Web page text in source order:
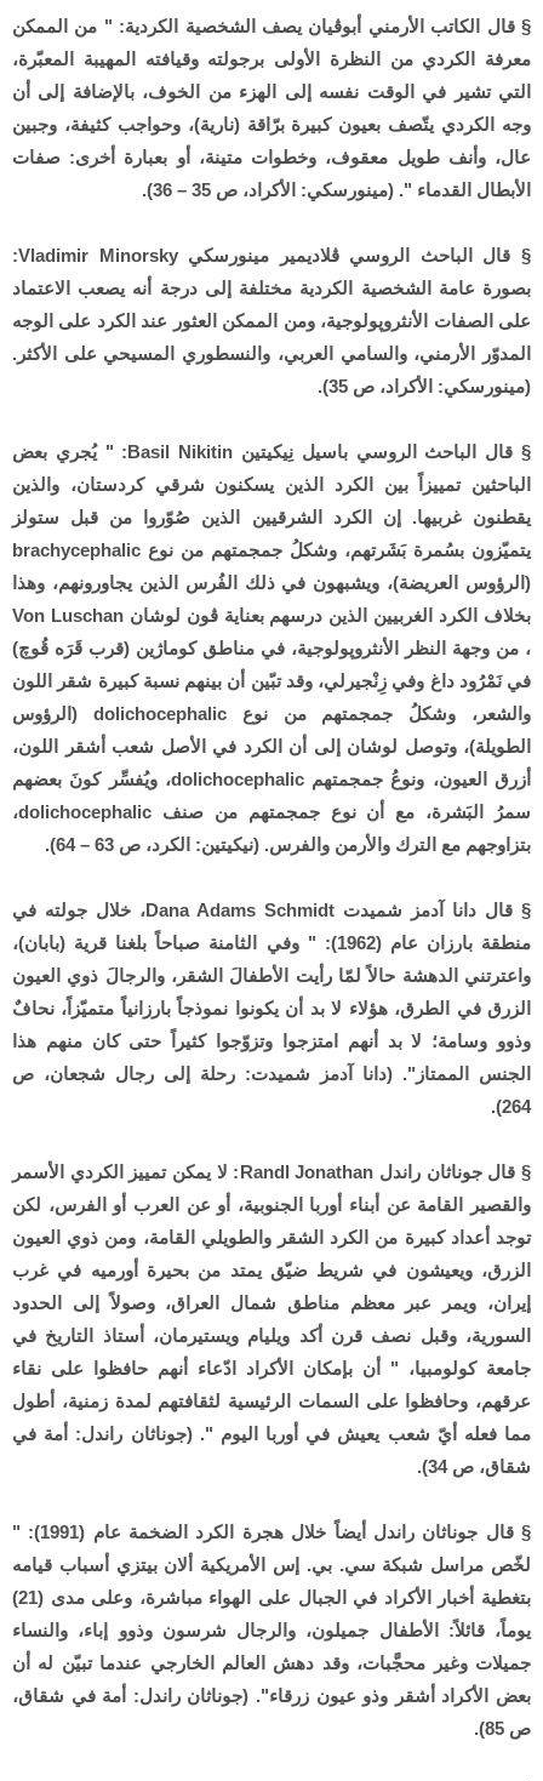
§ قال الكاتب الأرمني أبوڤيان يصف الشخصية الكردية: " من الممكن
معرفة الكردي من النظرة الأولى برجولته وقيافته المهيبة المعبّرة،
التي تشير في الوقت نفسه إلى الهزء من الخوف، بالإضافة إلى أن
وجه الكردي يتّصف بعيون كبيرة برّاقة (نارية)، وحواجب كثيفة، وجبين
عال، وأنف طويل معقوف، وخطوات متينة، أو بعبارة أخرى: صفات
الأبطال القدماء ". (مينورسكي: الأكراد، ص 35 – 36).
§ قال الباحث الروسي ڤلاديمير مينورسكي Vladimir Minorsky:
بصورة عامة الشخصية الكردية مختلفة إلى درجة أنه يصعب الاعتماد
على الصفات الأنثروپولوجية، ومن الممكن العثور عند الكرد على الوجه
المدوّر الأرمني، والسامي العربي، والنسطوري المسيحي على الأكثر.
(مينورسكي: الأكراد، ص 35).
§ قال الباحث الروسي باسيل نِيكيتين Basil Nikitin: " يُجري بعض
الباحثين تمييزاً بين الكرد الذين يسكنون شرقي كردستان، والذين
يقطنون غربيها. إن الكرد الشرقيين الذين صُوّروا من قبل ستولز
يتميّزون بسُمرة بَشَرتهم، وشكلُ جمجمتهم من نوع brachycephalic
(الرؤوس العريضة)، ويشبهون في ذلك الفُرس الذين يجاورونهم، وهذا
بخلاف الكرد الغربيين الذين درسهم بعناية ڤون لوشان Von Luschan
، من وجهة النظر الأنثروپولوجية، في مناطق كوماژين (قرب قَرَه قُوچ)
في نَمْرُود داغ وفي زِنْجيرلي، وقد تبّين أن بينهم نسبة كبيرة شقر اللون
والشعر، وشكلُ جمجمتهم من نوع dolichocephalic (الرؤوس
الطويلة)، وتوصل لوشان إلى أن الكرد في الأصل شعب أشقر اللون،
أزرق العيون، ونوعُ جمجمتهم dolichocephalic، ويُفسِّر كونَ بعضهم
سمرُ البَشرة، مع أن نوع جمجمتهم من صنف dolichocephalic،
بتزاوجهم مع الترك والأرمن والفرس. (نيكيتين: الكرد، ص 63 – 64).
§ قال دانا آدمز شميدت Dana Adams Schmidt، خلال جولته في
منطقة بارزان عام (1962): " وفي الثامنة صباحاً بلغنا قرية (بابان)،
واعترتني الدهشة حالاً لمّا رأيت الأطفالَ الشقر، والرجالَ ذوي العيون
الزرق في الطرق، هؤلاء لا بد أن يكونوا نموذجاً بارزانياً متميّزاً، نحافٌ
وذوو وسامة؛ لا بد أنهم امتزجوا وتزوّجوا كثيراً حتى كان منهم هذا
الجنس الممتاز". (دانا آدمز شميدت: رحلة إلى رجال شجعان، ص
264).
§ قال جوناثان راندل Randl Jonathan: لا يمكن تمييز الكردي الأسمر
والقصير القامة عن أبناء أوربا الجنوبية، أو عن العرب أو الفرس، لكن
توجد أعداد كبيرة من الكرد الشقر والطويلي القامة، ومن ذوي العيون
الزرق، ويعيشون في شريط ضيّق يمتد من بحيرة أورميه في غرب
إيران، ويمر عبر معظم مناطق شمال العراق، وصولاً إلى الحدود
السورية، وقبل نصف قرن أكد ويليام ويستيرمان، أستاذ التاريخ في
جامعة كولومبيا، " أن بإمكان الأكراد ادّعاء أنهم حافظوا على نقاء
عرقهم، وحافظوا على السمات الرئيسية لثقافتهم لمدة زمنية، أطول
مما فعله أيّ شعب يعيش في أوربا اليوم ". (جوناثان راندل: أمة في
شقاق، ص 34).
§ قال جوناثان راندل أيضاً خلال هجرة الكرد الضخمة عام (1991): "
لخّص مراسل شبكة سي. بي. إس الأمريكية ألان بيتزي أسباب قيامه
بتغطية أخبار الأكراد في الجبال على الهواء مباشرة، وعلى مدى (21)
يوماً، قائلاً: الأطفال جميلون، والرجال شرسون وذوو إباء، والنساء
جميلات وغير محجَّبات، وقد دهش العالم الخارجي عندما تبيّن له أن
بعض الأكراد أشقر وذو عيون زرقاء". (جوناثان راندل: أمة في شقاق،
ص 85).